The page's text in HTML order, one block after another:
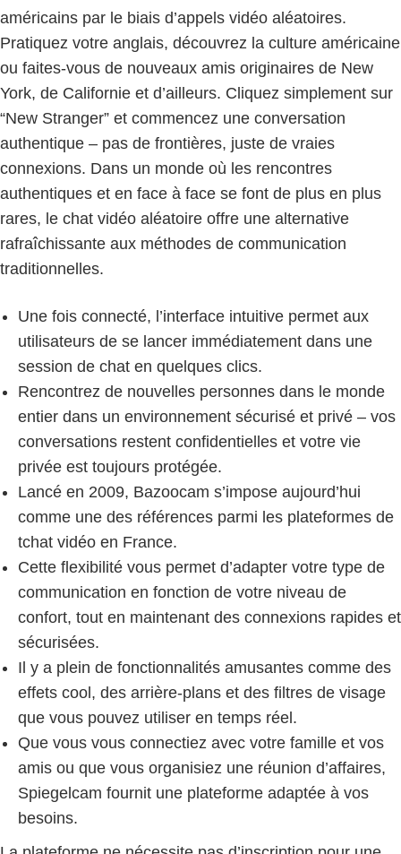
américains par le biais d’appels vidéo aléatoires.
Pratiquez votre anglais, découvrez la culture américaine
ou faites-vous de nouveaux amis originaires de New
York, de Californie et d’ailleurs. Cliquez simplement sur
“New Stranger” et commencez une conversation
authentique – pas de frontières, juste de vraies
connexions. Dans un monde où les rencontres
authentiques et en face à face se font de plus en plus
rares, le chat vidéo aléatoire offre une alternative
rafraîchissante aux méthodes de communication
traditionnelles.
Une fois connecté, l’interface intuitive permet aux
utilisateurs de se lancer immédiatement dans une
session de chat en quelques clics.
Rencontrez de nouvelles personnes dans le monde
entier dans un environnement sécurisé et privé – vos
conversations restent confidentielles et votre vie
privée est toujours protégée.
Lancé en 2009, Bazoocam s’impose aujourd’hui
comme une des références parmi les plateformes de
tchat vidéo en France.
Cette flexibilité vous permet d’adapter votre type de
communication en fonction de votre niveau de
confort, tout en maintenant des connexions rapides et
sécurisées.
Il y a plein de fonctionnalités amusantes comme des
effets cool, des arrière-plans et des filtres de visage
que vous pouvez utiliser en temps réel.
Que vous vous connectiez avec votre famille et vos
amis ou que vous organisiez une réunion d’affaires,
Spiegelcam fournit une plateforme adaptée à vos
besoins.